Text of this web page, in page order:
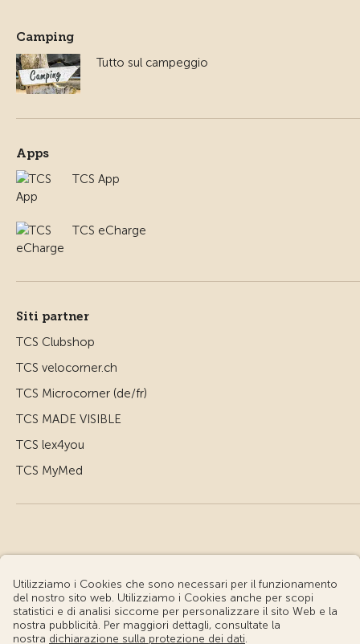
Camping
Tutto sul campeggio
Apps
TCS App
TCS eCharge
Siti partner
TCS Clubshop
TCS velocorner.ch
TCS Microcorner (de/fr)
TCS MADE VISIBLE
TCS lex4you
TCS MyMed